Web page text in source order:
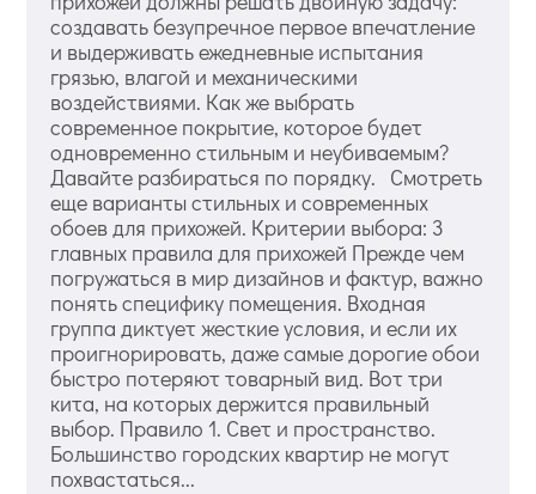
создавать безупречное первое впечатление
и выдерживать ежедневные испытания
грязью, влагой и механическими
воздействиями. Как же выбрать
современное покрытие, которое будет
одновременно стильным и неубиваемым?
Давайте разбираться по порядку. Смотреть
еще варианты стильных и современных
обоев для прихожей. Критерии выбора: 3
главных правила для прихожей Прежде чем
погружаться в мир дизайнов и фактур, важно
понять специфику помещения. Входная
группа диктует жесткие условия, и если их
проигнорировать, даже самые дорогие обои
быстро потеряют товарный вид. Вот три
кита, на которых держится правильный
выбор. Правило 1. Свет и пространство.
Большинство городских квартир не могут
похвастаться...